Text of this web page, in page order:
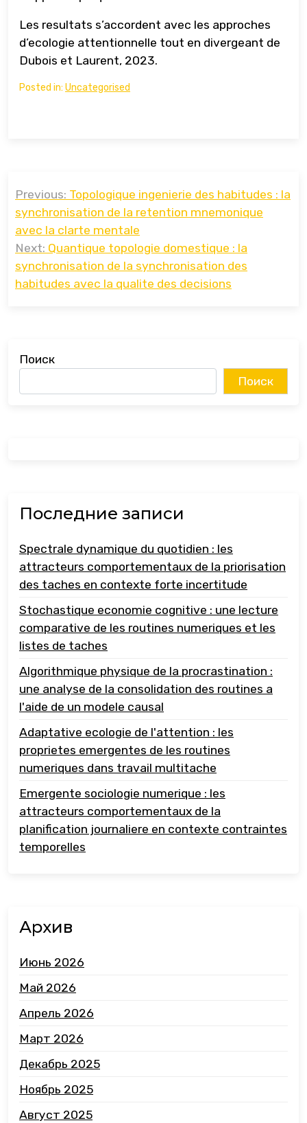
Les resultats s’accordent avec les approches
d’ecologie attentionnelle tout en divergeant de
Dubois et Laurent, 2023.
Posted in: Uncategorised
по
записям
Previous: Topologique ingenierie des habitudes : la
synchronisation de la retention mnemonique
avec la clarte mentale
Next: Quantique topologie domestique : la
synchronisation de la synchronisation des
habitudes avec la qualite des decisions
Поиск
Поиск
Последние записи
Spectrale dynamique du quotidien : les
attracteurs comportementaux de la priorisation
des taches en contexte forte incertitude
Stochastique economie cognitive : une lecture
comparative de les routines numeriques et les
listes de taches
Algorithmique physique de la procrastination :
une analyse de la consolidation des routines a
l'aide de un modele causal
Adaptative ecologie de l'attention : les
proprietes emergentes de les routines
numeriques dans travail multitache
Emergente sociologie numerique : les
attracteurs comportementaux de la
planification journaliere en contexte contraintes
temporelles
Архив
Июнь 2026
Май 2026
Апрель 2026
Март 2026
Декабрь 2025
Ноябрь 2025
Август 2025